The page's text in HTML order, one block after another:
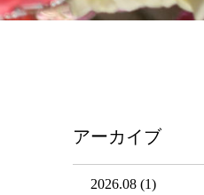
アーカイブ
2026.08 (1)